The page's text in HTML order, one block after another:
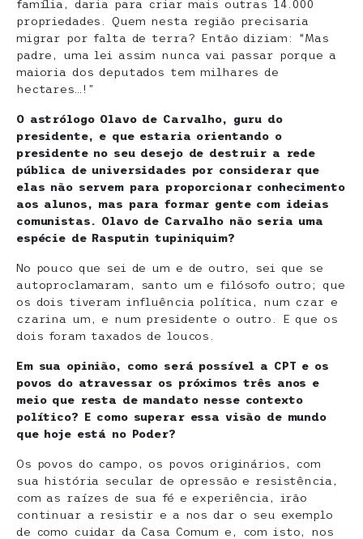
família, daria para criar mais outras 14.000
propriedades. Quem nesta região precisaria
migrar por falta de terra? Então diziam: “Mas
padre, uma lei assim nunca vai passar porque a
maioria dos deputados tem milhares de
hectares…!”
O astrólogo Olavo de Carvalho, guru do
presidente, e que estaria orientando o
presidente no seu desejo de destruir a rede
pública de universidades por considerar que
elas não servem para proporcionar conhecimento
aos alunos, mas para formar gente com ideias
comunistas. Olavo de Carvalho não seria uma
espécie de Rasputin tupiniquim?
No pouco que sei de um e de outro, sei que se
autoproclamaram, santo um e filósofo outro; que
os dois tiveram influência política, num czar e
czarina um, e num presidente o outro. E que os
dois foram taxados de loucos.
Em sua opinião, como será possível a CPT e os
povos do atravessar os próximos três anos e
meio que resta de mandato nesse contexto
político? E como superar essa visão de mundo
que hoje está no Poder?
Os povos do campo, os povos originários, com
sua história secular de opressão e resistência,
com as raízes de sua fé e experiência, irão
continuar a resistir e a nos dar o seu exemplo
de como cuidar da Casa Comum e, com isto, nos